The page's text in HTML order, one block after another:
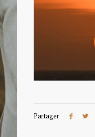
Partager